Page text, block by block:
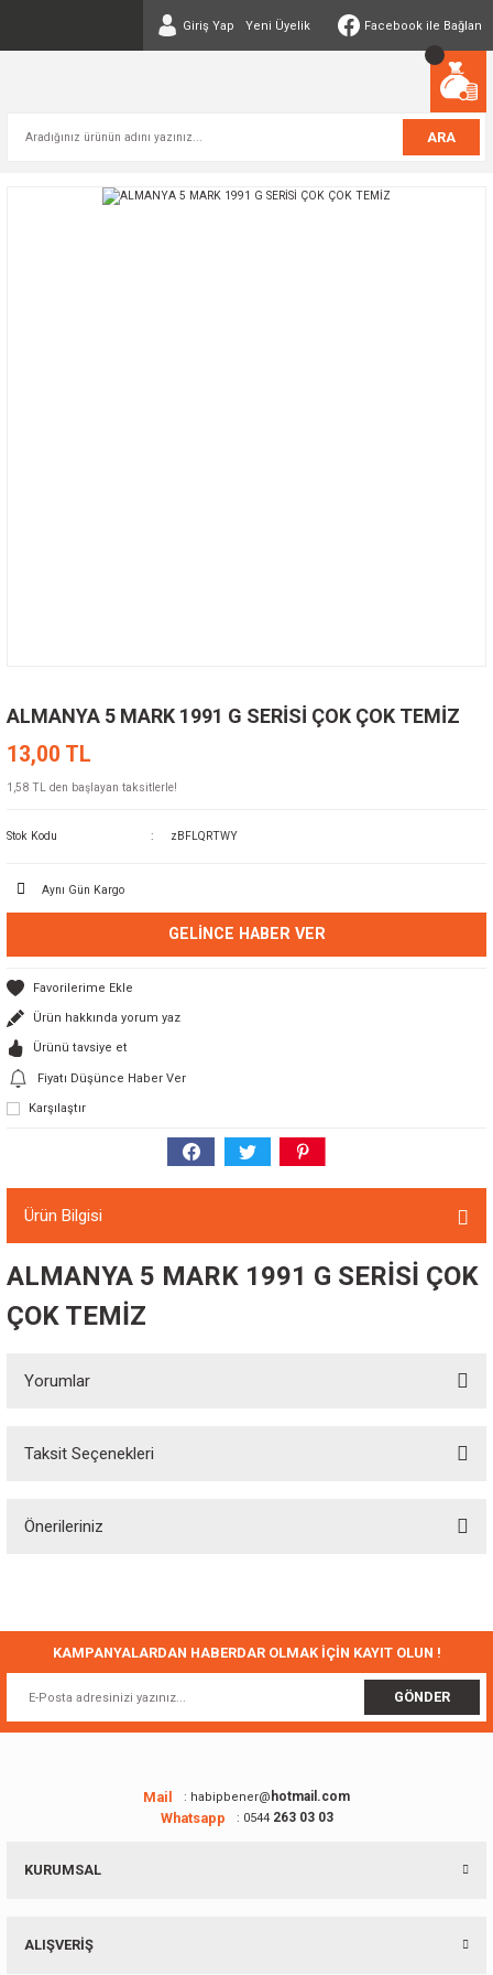
Giriş Yap Yeni Üyelik Facebook ile Bağlan
ARA
ALMANYA 5 MARK 1991 G SERİSİ ÇOK ÇOK TEMİZ
13,00 TL
1,58 TL den başlayan taksitlerle!
Stok Kodu zBFLQRTWY
Aynı Gün Kargo
GELINCE HABER VER
Ürün hakkında yorum yaz
Ürünü tavsiye et
Fiyatı Düşünce Haber Ver
Karşılaştır
Ürün Bilgisi
ALMANYA 5 MARK 1991 G SERİSİ ÇOK
ÇOK TEMİZ
Yorumlar
Taksit Seçenekleri
Önerileriniz
Ürün resmi kalitesiz, bozuk veya görüntülenemiyor.
Ürün fiyatı diğer sitelerden daha pahalı.
Bu ürüne benzer farklı alternatifler olmalı.
KAMPANYALARDAN HABERDAR OLMAK İÇİN KAYIT OLUN !
GÖNDER
Mail : habipbener@ hotmail.com
Whatsapp : 0544263 03 03
KURUMSAL
ALIŞVERİŞ